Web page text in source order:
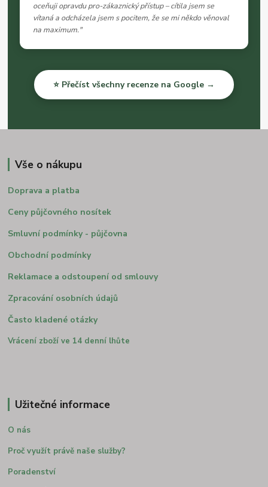
oceňuji opravdu pro-zákaznický přístup – cítila jsem se
vítaná a odcházela jsem s pocitem, že se mi někdo věnoval
na maximum."
⭐ Přečíst všechny recenze na Google →
Vše o nákupu
Doprava a platba
Ceny půjčovného nosítek
Smluvní podmínky - půjčovna
Obchodní podmínky
Reklamace a odstoupení od smlouvy
Zpracování osobních údajů
Často kladené otázky
Vrácení zboží ve 14 denní lhůte
Užitečné informace
O nás
Proč využít právě naše služby?
Poradenství